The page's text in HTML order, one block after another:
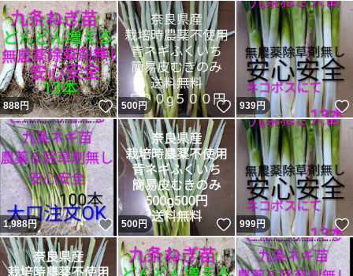
888円 いいね！
500円 いいね！
939円
1,988円 いいね！
500円 いいね！
999円